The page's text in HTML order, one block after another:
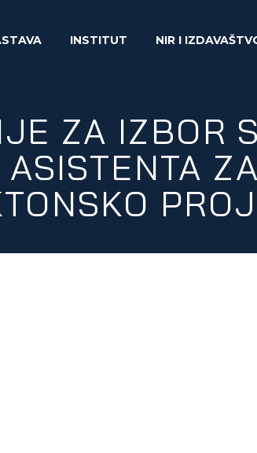
INSTITUT NIR I
ZA IZBOR